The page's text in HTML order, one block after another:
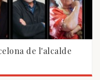
de l'alcalde